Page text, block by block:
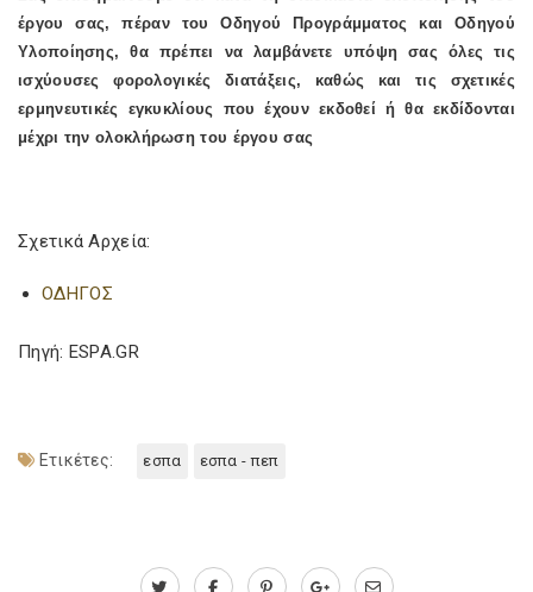
έργου σας, πέραν του Οδηγού Προγράμματος και Οδηγού
Υλοποίησης, θα πρέπει να λαμβάνετε υπόψη σας όλες τις
ισχύουσες φορολογικές διατάξεις, καθώς και τις σχετικές
ερμηνευτικές εγκυκλίους που έχουν εκδοθεί ή θα εκδίδονται
μέχρι την ολοκλήρωση του έργου σας
Σχετικά Αρχεία:
ΟΔΗΓΟΣ
Πηγή: ESPA.GR
Ετικέτες: εσπα εσπα - πεπ